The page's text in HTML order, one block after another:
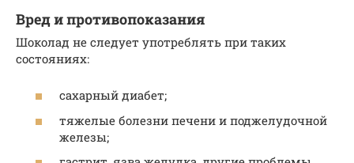
Вред и противопоказания
Шоколад не следует употреблять при таких
состояниях:
сахарный диабет;
тяжелые болезни печени и поджелудочной
железы;